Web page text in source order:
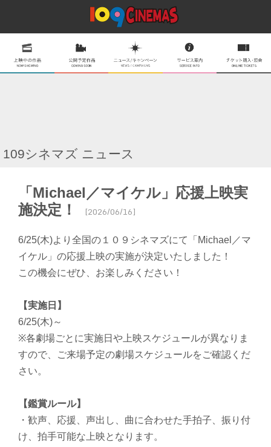
109シネマズ ニュース
「Michael／マイケル」応援上映実
施決定！
[2026/06/16]
6/25(木)より全国の１０９シネマズにて「Michael／マ
イケル」の応援上映の実施が決定いたしました！
この機会にぜひ、お楽しみください！
【実施日】
6/25(木)～
※各劇場ごとに実施日や上映スケジュールが異なりま
すので、ご来場予定の劇場スケジュールをご確認くだ
さい。
【鑑賞ルール】
・歓声、応援、声出し、曲に合わせた手拍子、振り付
け、拍手可能な上映となります。